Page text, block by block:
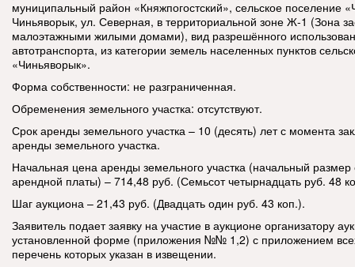
муниципальный район «Княжпогостский», сельское поселение
Чиньяворык, ул. Северная, в территориальной зоне Ж-1 (Зона
малоэтажными жилыми домами), вид разрешённого
автотранспорта, из категории земель населенных пунктов
«Чиньяворык».
Форма собственности: не разграниченная.
Обременения земельного участка: отсутствуют.
Срок аренды земельного участка – 10 (десять) лет с момента
аренды земельного участка.
Начальная цена аренды земельного участка (начальный размер
арендной платы) – 714,48 руб. (Семьсот четырнадцать руб. 48
Шаг аукциона – 21,43 руб. (Двадцать один руб. 43 коп.).
Заявитель подает заявку на участие в аукционе организатору
установленной форме (приложения №№ 1,2) с приложением
перечень которых указан в извещении.